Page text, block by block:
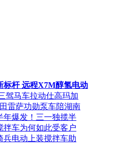
标杆 远程X7M醇氢电动
驾马车拉动仕高玛加
雷萨功勋泵车陪湖南
年爆发！三一独揽半
拌车为何如此受客户
兵电动上装搅拌车助